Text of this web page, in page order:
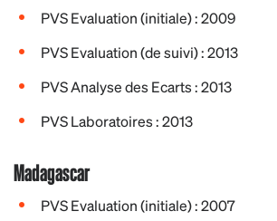
PVS Evaluation (initiale) : 2009
PVS Evaluation (de suivi) : 2013
PVS Analyse des Ecarts : 2013
PVS Laboratoires : 2013
Madagascar
PVS Evaluation (initiale) : 2007